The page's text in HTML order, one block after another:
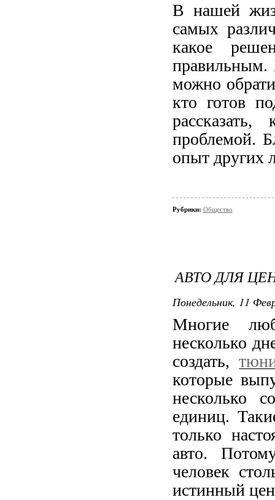
В нашей
самых
какое
правильным.
можно
кто готов
проблемой.
опыт других
Рубрики: Общество
АВТО ДЛЯ
Понедельник, 11
Многие
несколько
создать,
которые
несколько
единиц.
только
авто.
человек
истинный